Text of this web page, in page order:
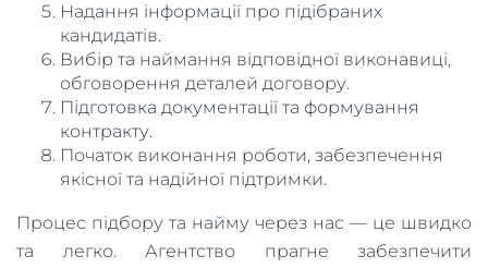
Надання інформації про підібраних
кандидатів.
Вибір та наймання відповідної виконавиці,
обговорення деталей договору.
Підготовка документації та формування
контракту.
Початок виконання роботи, забезпечення
якісної та надійної підтримки.
Процес підбору та найму через нас — це швидко
та легко. Агентство прагне забезпечити